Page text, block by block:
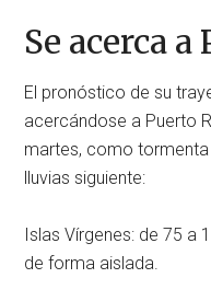
Se acerca
El pronóstico de su
acercándose a Puerto
martes, como
lluvias siguiente:
Islas Vírgenes: de 75 a
de forma aislada.